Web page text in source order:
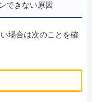
できない原因
場合は次のことを確